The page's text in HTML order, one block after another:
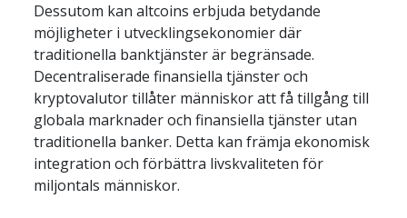
Dessutom kan altcoins erbjuda betydande
möjligheter i utvecklingsekonomier där
traditionella banktjänster är begränsade.
Decentraliserade finansiella tjänster och
kryptovalutor tillåter människor att få tillgång till
globala marknader och finansiella tjänster utan
traditionella banker. Detta kan främja ekonomisk
integration och förbättra livskvaliteten för
miljontals människor.